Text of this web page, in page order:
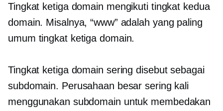
Tingkat ketigadomain mengikuti tingkat kedua
domain. Misalnya, “www” adalah yang paling
umum tingkat ketiga domain.
Tingkat ketigadomain sering disebut sebagai
subdomain. Perusahaan besar sering kali
menggunakan subdomain untuk membedakan